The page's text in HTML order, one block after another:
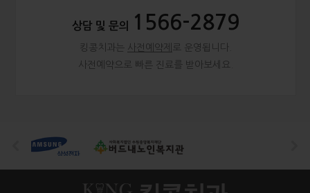
상담 및 문의 1566-2879
킹콩치과는 사전예약제 로 운영됩니다.
사전예약으로 빠른 진료를 받아보세요.